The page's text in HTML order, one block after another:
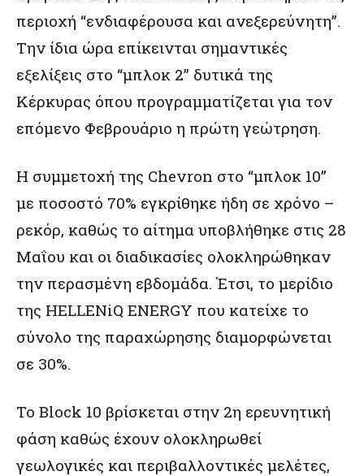
περιοχή “ενδιαφέρουσα και ανεξερεύνητη”.
Την ίδια ώρα επίκεινται σημαντικές
εξελίξεις στο “μπλοκ 2” δυτικά της
Κέρκυρας όπου προγραμματίζεται για τον
επόμενο Φεβρουάριο η πρώτη γεώτρηση.
Η συμμετοχή της Chevron στο “μπλοκ 10”
με ποσοστό 70% εγκρίθηκε ήδη σε χρόνο –
ρεκόρ, καθώς το αίτημα υποβλήθηκε στις 28
Μαΐου και οι διαδικασίες ολοκληρώθηκαν
την περασμένη εβδομάδα. Έτσι, το μερίδιο
της HELLENiQ ENERGY που κατείχε το
σύνολο της παραχώρησης διαμορφώνεται
σε 30%.
Το Block 10 βρίσκεται στην 2η ερευνητική
φάση καθώς έχουν ολοκληρωθεί
γεωλογικές και περιβαλλοντικές μελέτες,